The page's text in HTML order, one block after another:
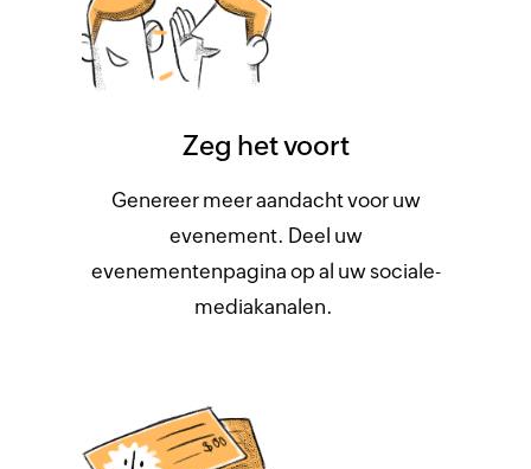
Zeg het voort
Genereer meer aandacht voor uw
evenement. Deel uw
evenementenpagina op al uw sociale-
mediakanalen.